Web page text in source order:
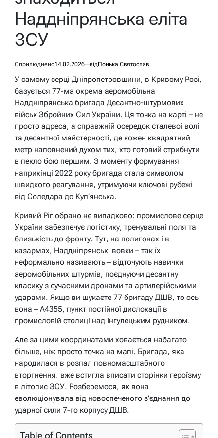
Наддніпрянська еліта
ЗСУ
Оприлюднено14.02.2026 відПонька Святослав
У самому серці Дніпропетровщини, в Кривому Розі,
базується 77-ма окрема аеромобільна
Наддніпрянська бригада Десантно-штурмових
військ Збройних Сил України. Ця точка на карті – не
просто адреса, а справжній осередок сталевої волі
та десантної майстерності, де кожен квадратний
метр наповнений духом тих, хто готовий стрибнути
в пекло бою першим. З моменту формування
наприкінці 2022 року бригада стала символом
швидкого реагування, утримуючи ключові рубежі
від Соледара до Куп’янська.
Кривий Ріг обрано не випадково: промислове серце
України забезпечує логістику, тренувальні поля та
близькість до фронту. Тут, на полигонах і в
казармах, Наддніпрянські вовки – так їх
неформально називають – відточують навички
аеромобільних штурмів, поєднуючи десантну
класику з сучасними дронами та артилерійськими
ударами. Якщо ви шукаєте 77 бригаду ДШВ, то ось
вона – А4355, пункт постійної дислокації в
промисловій столиці над Інгулецьким рудником.
Але за цими координатами ховається набагато
більше, ніж просто точка на мапі. Бригада, яка
народилася в розпал повномасштабного
вторгнення, вже встигла вписати сторінки героїзму
в літопис ЗСУ. Розберемося, як вона
еволюціонувала від новоспеченого з’єднання до
ударної сили 7-го корпусу ДШВ.
Table of Contents